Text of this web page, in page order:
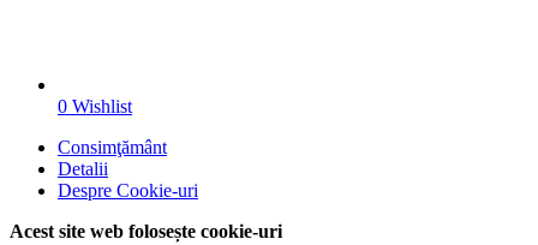
0 Wishlist
Consimţământ
Detalii
Despre Cookie-uri
Acest site web folosește cookie-uri